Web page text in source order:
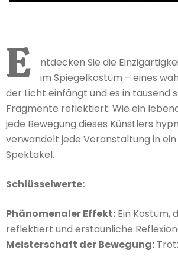
E
ntdecken Sie die
im Spiegelkostüm – eines
der Licht einfängt und es in tausend
Fragmente reflektiert. Wie ein
jede Bewegung dieses Künstlers
verwandelt jede Veranstaltung in
Spektakel.
Schlüsselwerte:
Phänomenaler Effekt: Ein Kostüm,
reflektiert und erstaunliche
Meisterschaft der Bewegung: